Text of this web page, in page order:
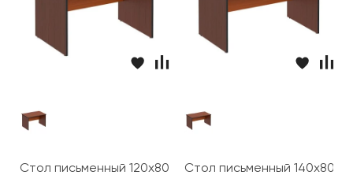
Стол письменный 120x80x75 Дин-РСтол письменный